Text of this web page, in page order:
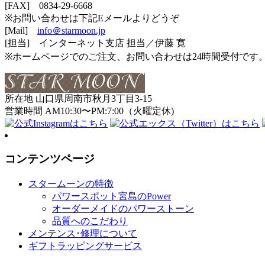
[FAX] 0834-29-6668
※お問い合わせは下記Eメールよりどうぞ
[Mail] info＠starmoon.jp
[担当] インターネット支店 担当／伊藤 寛
※ホームページでのご注文、お問い合わせは24時間受付です
所在地 山口県周南市秋月3丁目3-15
営業時間 AM10:30〜PM:7:00（火曜定休)
コンテンツページ
スタームーンの特徴
パワースポット宮島のPower
オーダーメイドのパワーストーン
品質へのこだわり
メンテンス･修理について
ギフトラッピングサービス